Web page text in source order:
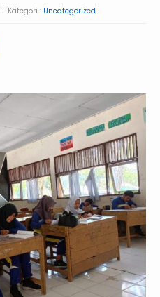
- Kategori : Uncategorized